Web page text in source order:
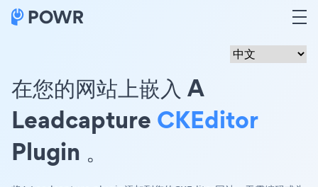
在您的网站上嵌入 A
Leadcapture CKEditor
Plugin 。